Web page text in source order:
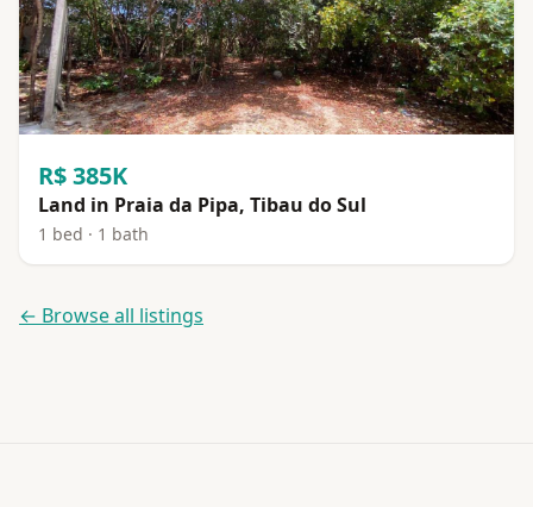
R$ 385K
Land in Praia da Pipa, Tibau do Sul
1 bed · 1 bath
← Browse all listings